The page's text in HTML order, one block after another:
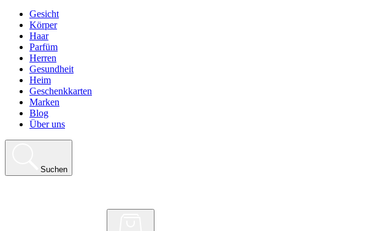
Gesicht
Körper
Haar
Parfüm
Herren
Gesundheit
Heim
Geschenkkarten
Marken
Blog
Über uns
Suchen